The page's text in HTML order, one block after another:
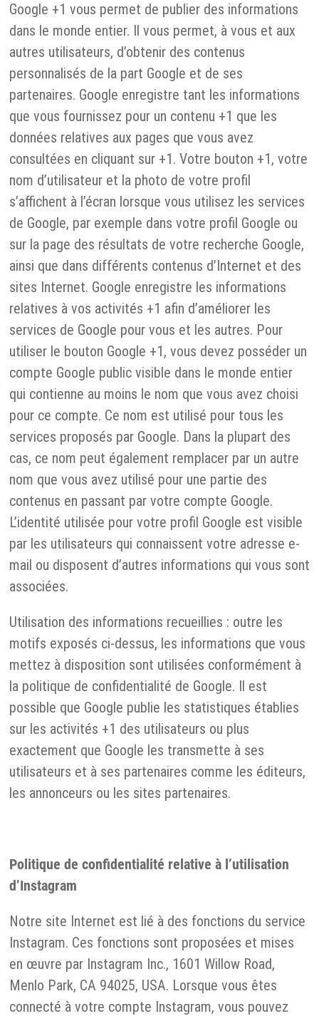
Google +1 vous permet de publier des informations
dans le monde entier. Il vous permet, à vous et aux
autres utilisateurs, d’obtenir des contenus
personnalisés de la part Google et de ses
partenaires. Google enregistre tant les informations
que vous fournissez pour un contenu +1 que les
données relatives aux pages que vous avez
consultées en cliquant sur +1. Votre bouton +1, votre
nom d’utilisateur et la photo de votre profil
s’affichent à l’écran lorsque vous utilisez les services
de Google, par exemple dans votre profil Google ou
sur la page des résultats de votre recherche Google,
ainsi que dans différents contenus d’Internet et des
sites Internet. Google enregistre les informations
relatives à vos activités +1 afin d’améliorer les
services de Google pour vous et les autres. Pour
utiliser le bouton Google +1, vous devez posséder un
compte Google public visible dans le monde entier
qui contienne au moins le nom que vous avez choisi
pour ce compte. Ce nom est utilisé pour tous les
services proposés par Google. Dans la plupart des
cas, ce nom peut également remplacer par un autre
nom que vous avez utilisé pour une partie des
contenus en passant par votre compte Google.
L’identité utilisée pour votre profil Google est visible
par les utilisateurs qui connaissent votre adresse e-
mail ou disposent d’autres informations qui vous sont
associées.
Utilisation des informations recueillies : outre les
motifs exposés ci-dessus, les informations que vous
mettez à disposition sont utilisées conformément à
la politique de confidentialité de Google. Il est
possible que Google publie les statistiques établies
sur les activités +1 des utilisateurs ou plus
exactement que Google les transmette à ses
utilisateurs et à ses partenaires comme les éditeurs,
les annonceurs ou les sites partenaires.
Politique de confidentialité relative à l’utilisation
d’Instagram
Notre site Internet est lié à des fonctions du service
Instagram. Ces fonctions sont proposées et mises
en œuvre par Instagram Inc., 1601 Willow Road,
Menlo Park, CA 94025, USA. Lorsque vous êtes
connecté à votre compte Instagram, vous pouvez